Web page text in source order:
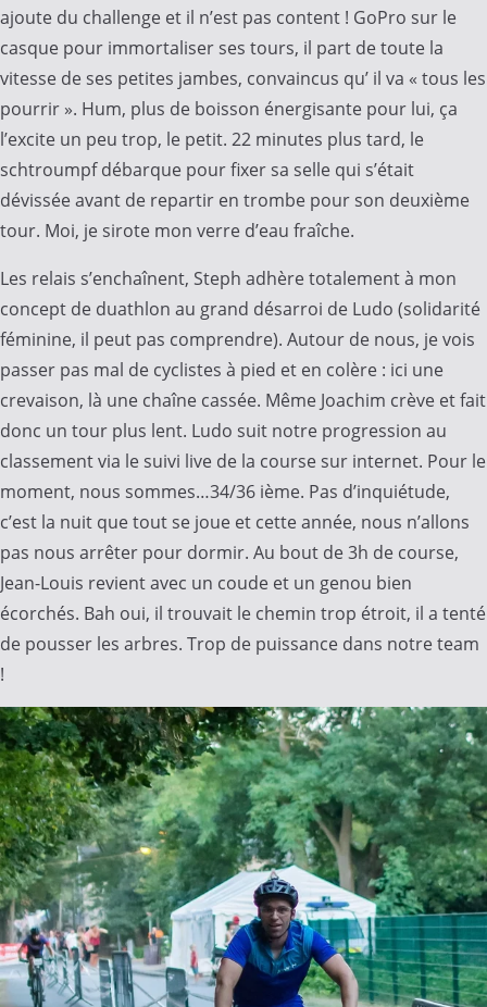
ajoute du challenge et il n’est pas content ! GoPro sur le
casque pour immortaliser ses tours, il part de toute la
vitesse de ses petites jambes, convaincus qu’ il va « tous les
pourrir ». Hum, plus de boisson énergisante pour lui, ça
l’excite un peu trop, le petit. 22 minutes plus tard, le
schtroumpf débarque pour fixer sa selle qui s’était
dévissée avant de repartir en trombe pour son deuxième
tour. Moi, je sirote mon verre d’eau fraîche.
Les relais s’enchaînent, Steph adhère totalement à mon
concept de duathlon au grand désarroi de Ludo (solidarité
féminine, il peut pas comprendre). Autour de nous, je vois
passer pas mal de cyclistes à pied et en colère : ici une
crevaison, là une chaîne cassée. Même Joachim crève et fait
donc un tour plus lent. Ludo suit notre progression au
classement via le suivi live de la course sur internet. Pour le
moment, nous sommes…34/36 ième. Pas d’inquiétude,
c’est la nuit que tout se joue et cette année, nous n’allons
pas nous arrêter pour dormir. Au bout de 3h de course,
Jean-Louis revient avec un coude et un genou bien
écorchés. Bah oui, il trouvait le chemin trop étroit, il a tenté
de pousser les arbres. Trop de puissance dans notre team
!